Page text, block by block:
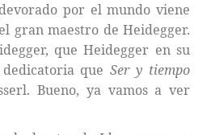
por el mundo viene
gran maestro de Heidegger.
que Heidegger en su
queSer y tiempo
Bueno, ya vamos a ver